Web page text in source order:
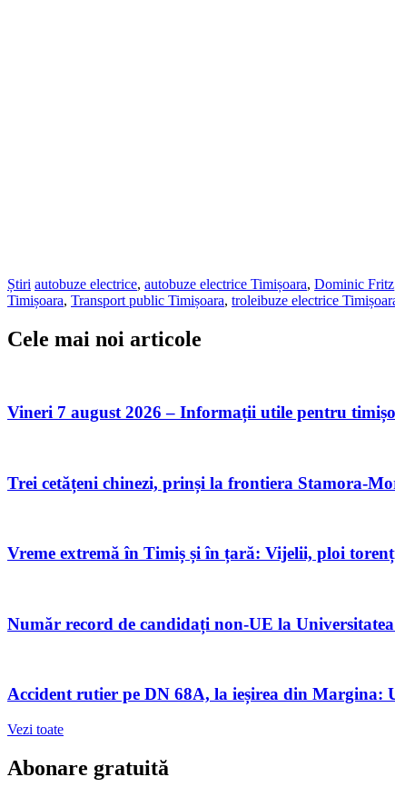
Știri autobuze electrice, autobuze electrice Timișoara, Dominic Fritz
Timișoara, Transport public Timișoara, troleibuze electrice
Cele mai noi articole
Vineri 7 august 2026 – Informații utile pentru
Trei cetățeni chinezi, prinși la frontiera Stamora-
Vreme extremă în Timiș și în țară: Vijelii, ploi
Număr record de candidați non-UE la
Accident rutier pe DN 68A, la ieșirea din Margina:
Vezi toate
Abonare gratuită